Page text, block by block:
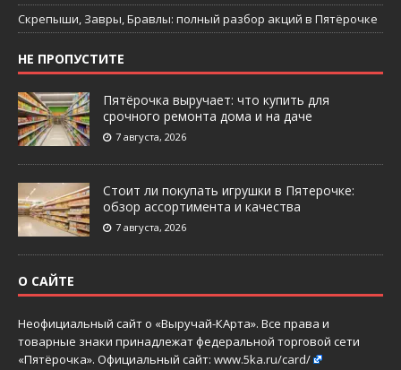
Скрепыши, Завры, Бравлы: полный разбор акций в Пятёрочке
НЕ ПРОПУСТИТЕ
Пятёрочка выручает: что купить для
срочного ремонта дома и на даче
7 августа, 2026
Стоит ли покупать игрушки в Пятерочке:
обзор ассортимента и качества
7 августа, 2026
О САЙТЕ
Неофициальный сайт о «Выручай-КАрта». Все права и
товарные знаки принадлежат федеральной торговой сети
«Пятёрочка». Официальный сайт: www.5ka.ru/card/